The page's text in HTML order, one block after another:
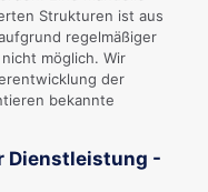
Strukturen ist aus
regelmäßiger
möglich. Wir
der
bekannte
Dienstleistung -